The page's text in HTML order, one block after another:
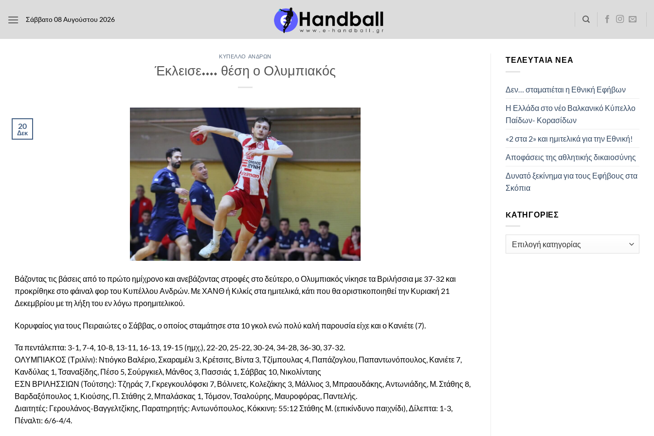
στο
Σάββατο 08 Αυγούστου 2026
ΚΎΠΕΛΛΟ ΑΝΔΡΏΝ
Έκλεισε…. θέση ο Ολυμπιακός
20
Δεκ
Βάζοντας τις βάσεις από το πρώτο ημίχρονο και ανεβάζοντας στροφές στο δεύτερο, ο Ολυμπιακός νίκησε τα Βριλήσσια με 37-32 και
προκρίθηκε στο φάιναλ φορ του Κυπέλλου Ανδρών. Με ΧΑΝΘ ή Κιλκίς στα ημιτελικά, κάτι που θα οριστικοποιηθεί την Κυριακή 21
Δεκεμβρίου με τη λήξη του εν λόγω προημιτελικού.
Κορυφαίος για τους Πειραιώτες ο Σάββας, ο οποίος σταμάτησε στα 10 γκολ ενώ πολύ καλή παρουσία είχε και ο Κανιέτε (7).
Τα πεντάλεπτα: 3-1, 7-4, 10-8, 13-11, 16-13, 19-15 (ημχ.), 22-20, 25-22, 30-24, 34-28, 36-30, 37-32.
ΟΛΥΜΠΙΑΚΟΣ (Τριλίνι): Ντιόγκο Βαλέριο, Σκαραμέλι 3, Κρέτσιτς, Βίντα 3, Τζίμπουλας 4, Παπάζογλου, Παπαντωνόπουλος, Κανιέτε 7,
Κανδύλας 1, Τσαναξίδης, Πέσο 5, Σούργκιελ, Μάνθος 3, Πασσιάς 1, Σάββας 10, Νικολίνταης
ΕΣΝ ΒΡΙΛΗΣΣΙΩΝ (Τούτσης): Τζηράς 7, Γκρεγκουλόφσκι 7, Βόλινετς, Κολεζάκης 3, Μάλλιος 3, Μπραουδάκης, Αντωνιάδης, Μ. Στάθης 8,
Βαρδαξόπουλος 1, Κιούσης, Π. Στάθης 2, Μπαλάσκας 1, Τόμσον, Τσαλούρης, Μαυροφόρας, Παντελής.
Διαιτητές: Γερουλάνος-Βαγγελτζίκης, Παρατηρητής: Αντωνόπουλος, Κόκκινη: 55:12 Στάθης Μ. (επικίνδυνο παιχνίδι), Δίλεπτα: 1-3,
Πέναλτι: 6/6-4/4.
ΤΕΛΕΥΤΑΊΑ ΝΈΑ
Δεν… σταματιέται η Εθνική Εφήβων
Η Ελλάδα στο νέο Βαλκανικό Κύπελλο
Παίδων- Κορασίδων
«2 στα 2» και ημιτελικά για την Εθνική!
Αποφάσεις της αθλητικής δικαιοσύνης
Δυνατό ξεκίνημα για τους Εφήβους στα
Σκόπια
KΑΤΗΓΟΡΊΕΣ
Kατηγορίες